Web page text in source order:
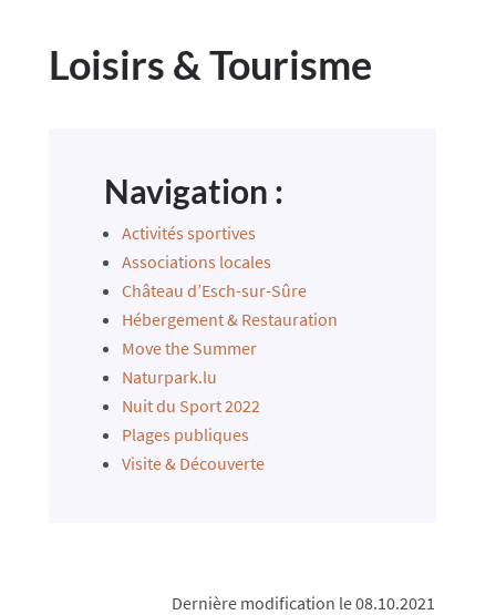
Loisirs & Tourisme
Navigation :
Activités sportives
Associations locales
Château d’Esch-sur-Sûre
Hébergement & Restauration
Move the Summer
Naturpark.lu
Nuit du Sport 2022
Plages publiques
Visite & Découverte
Dernière modification le 08.10.2021